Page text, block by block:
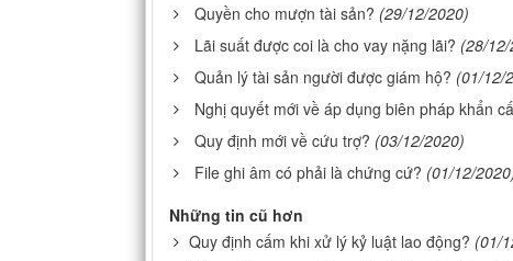
Quyền cho mượn tài sản? (29/12/2020)
Lãi suất được coi là cho vay nặng lãi? (28/
Quản lý tài sản người được giám hộ? (01/12/
Nghị quyết mới về áp dụng biên pháp khẩn
Quy định mới về cứu trợ? (03/12/2020)
File ghi âm có phải là chứng cứ? (01/12/
Những tin cũ hơn
Quy định cấm khi xử lý kỷ luật lao động? (01/